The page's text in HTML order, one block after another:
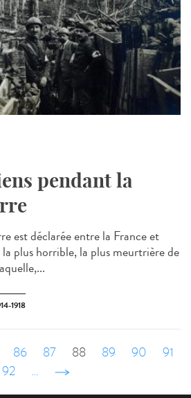
pendant la
est déclarée entre la France et
la plus horrible, la plus meurtrière de
1918
86 87 88 89 90
91
92
… suivant ›